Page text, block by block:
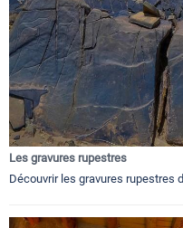
Les gravures rupestres
Découvrir les gravures rupestres